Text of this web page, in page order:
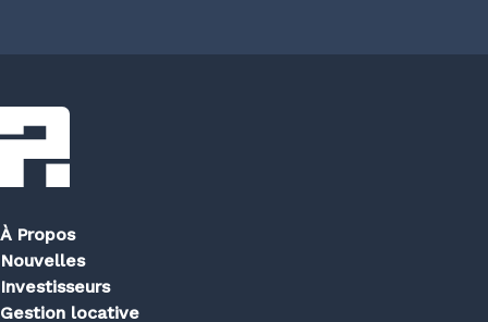
À Propos
Nouvelles
Investisseurs
Gestion locative